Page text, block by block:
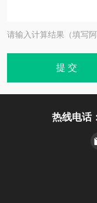
请输入计算结果（填写
热线电话